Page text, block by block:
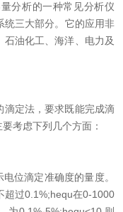
分析的一种常见分析仪
三大部分。它的应用非
油化工、海洋、电力及
法，要求既能完成滴
考虑下列几个方面：
滴定准确度的量度。
超过0.1%;hequ在0-1000